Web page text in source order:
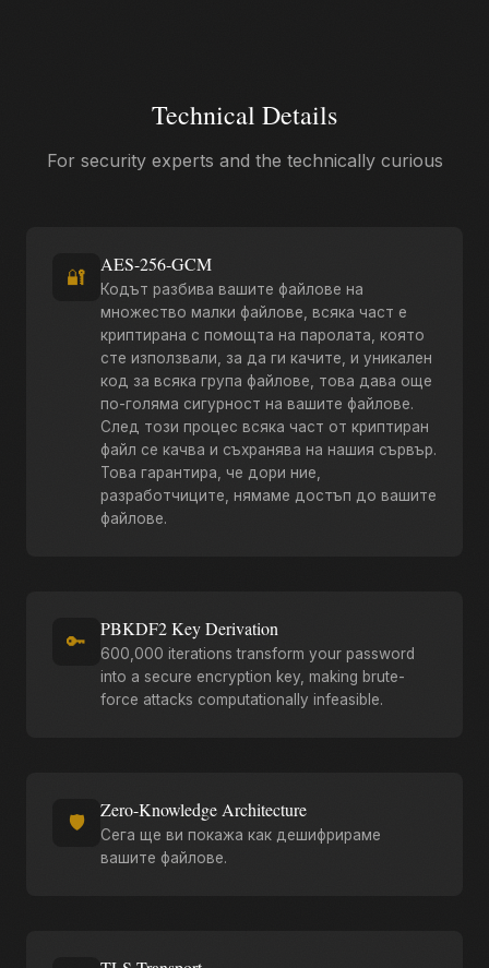
Technical Details
For security experts and the technically curious
🔐
AES-256-GCM
Кодът разбива вашите файлове на
множество малки файлове, всяка част е
криптирана с помощта на паролата, която
сте използвали, за да ги качите, и уникален
код за всяка група файлове, това дава още
по-голяма сигурност на вашите файлове.
След този процес всяка част от криптиран
файл се качва и съхранява на нашия сървър.
Това гарантира, че дори ние,
разработчиците, нямаме достъп до вашите
файлове.
🔑
PBKDF2 Key Derivation
600,000 iterations transform your password
into a secure encryption key, making brute-
force attacks computationally infeasible.
🛡️
Zero-Knowledge Architecture
Сега ще ви покажа как дешифрираме
вашите файлове.